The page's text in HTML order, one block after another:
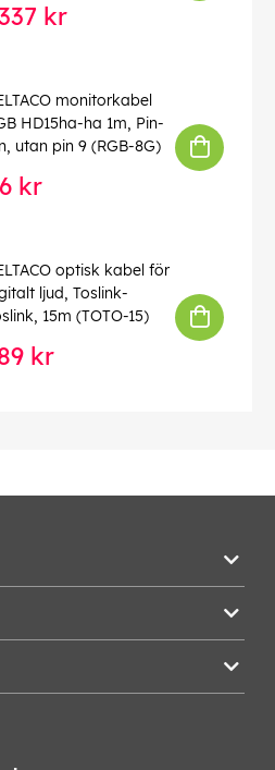
kr
monitorkabel
HD15ha-ha 1m, Pin-
utan pin 9 (RGB-8G)
kr
optisk kabel för
ljud, Toslink-
15m (TOTO-15)
kr